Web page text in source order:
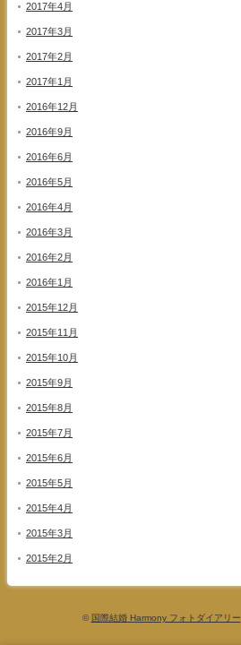
2017年4月
2017年3月
2017年2月
2017年1月
2016年12月
2016年9月
2016年6月
2016年5月
2016年4月
2016年3月
2016年2月
2016年1月
2015年12月
2015年11月
2015年10月
2015年9月
2015年8月
2015年7月
2015年6月
2015年5月
2015年4月
2015年3月
2015年2月
© 国際結婚 Harmony フォトダイアリー